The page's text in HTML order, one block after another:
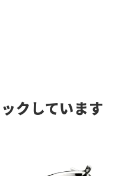
クしています